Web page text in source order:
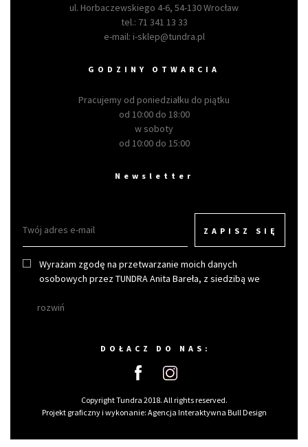
ul. Horbaczewskiego 4-6, 54-130 Wrocław
tel.: 71 341 13 33
e-mail: i-sklep@tundra.pl
GODZINY OTWARCIA
Pracujemy od poniedziałku do piątku
od 10:00 do 18:00
w soboty
od 10:00 do 15:00
Newsletter
ZAPISZ SIĘ
Wyrażam zgodę na przetwarzanie moich danych
osobowych przez TUNDRA Anita Bareła, z siedzibą we
rozwiń
DOŁACZ DO NAS:
Copyright Tundra 2018. All rights reserved.
Projekt graficzny i wykonanie: Agencja Interaktywna Bull Design